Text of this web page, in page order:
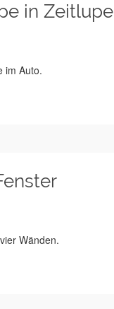
in Zeitlupe
im Auto.
Wänden.